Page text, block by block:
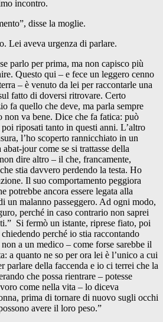
incontro.
disse la moglie.
Lei aveva urgenza di parlare.
parlo per prima, ma non capisco più
Questo qui – e fece un leggero cenno
– è venuto da lei per raccontarle una
fatto di doversi ritrovare. Certo
fa quello che deve, ma parla sempre
non va bene. Dice che fa fatica: può
riposati tanto in questi anni. L’altro
l’ho scoperto rannicchiato in un
jour come se si trattasse della
dire altro – il che, francamente,
stia davvero perdendo la testa. Ho
Il suo comportamento peggiora
potrebbe ancora essere legata alla
un malanno passeggero. Ad ogni modo,
perché in caso contrario non saprei
Si fermò un istante, riprese fiato, poi
perché io stia raccontando
a un medico – come forse sarebbe il
a quanto ne so per ora lei è l’unico a cui
parlare della faccenda e io ci terrei che la
che possa rientrare – potesse
come nella vita – lo diceva
prima di tornare di nuovo sugli occhi
avere il loro peso.”